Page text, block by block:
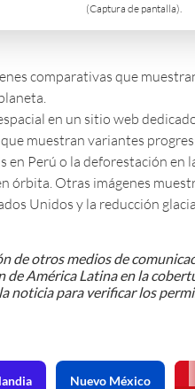
(Captura de pantalla).
comparativas que
en un sitio web
muestran variantes
en Perú o la deforestación en
órbita. Otras imágenes
Unidos y la reducción
de otros medios de
América Latina en la
noticia para verificar los
Nuevo México